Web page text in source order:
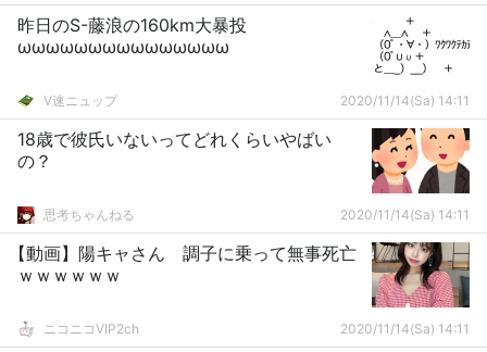
昨日のS-藤浪の160km大暴投
ωωωωωωωωωωωωωωω
V速ニュップ 2020/11/14(Sa) 14:11
18歳で彼氏いないってどれくらいやばい
の？
思考ちゃんねる 2020/11/14(Sa) 14:11
【動画】陽キャさん 調子に乗って無事死亡
ｗｗｗｗｗｗ
ニコニコVIP2ch 2020/11/14(Sa) 14:11